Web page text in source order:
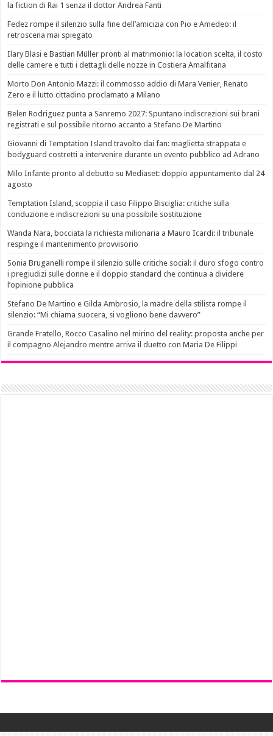
la fiction di Rai 1 senza il dottor Andrea Fanti
Fedez rompe il silenzio sulla fine dell’amicizia con Pio e Amedeo: il
retroscena mai spiegato
Ilary Blasi e Bastian Müller pronti al matrimonio: la location scelta, il costo
delle camere e tutti i dettagli delle nozze in Costiera Amalfitana
Morto Don Antonio Mazzi: il commosso addio di Mara Venier, Renato
Zero e il lutto cittadino proclamato a Milano
Belen Rodriguez punta a Sanremo 2027: Spuntano indiscrezioni sui brani
registrati e sul possibile ritorno accanto a Stefano De Martino
Giovanni di Temptation Island travolto dai fan: maglietta strappata e
bodyguard costretti a intervenire durante un evento pubblico ad Adrano
Milo Infante pronto al debutto su Mediaset: doppio appuntamento dal 24
agosto
Temptation Island, scoppia il caso Filippo Bisciglia: critiche sulla
conduzione e indiscrezioni su una possibile sostituzione
Wanda Nara, bocciata la richiesta milionaria a Mauro Icardi: il tribunale
respinge il mantenimento provvisorio
Sonia Bruganelli rompe il silenzio sulle critiche social: il duro sfogo contro
i pregiudizi sulle donne e il doppio standard che continua a dividere
l’opinione pubblica
Stefano De Martino e Gilda Ambrosio, la madre della stilista rompe il
silenzio: “Mi chiama suocera, si vogliono bene davvero”
Grande Fratello, Rocco Casalino nel mirino del reality: proposta anche per
il compagno Alejandro mentre arriva il duetto con Maria De Filippi